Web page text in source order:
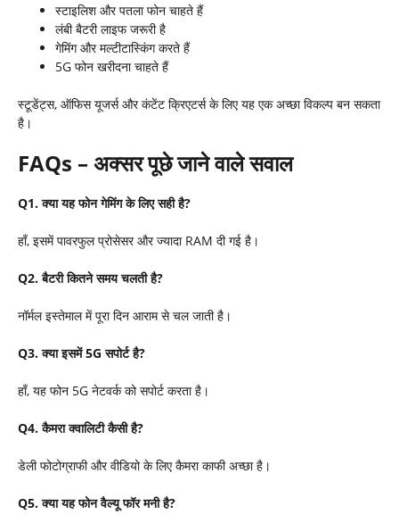
स्टाइलिश और पतला फोन चाहते हैं
लंबी बैटरी लाइफ जरूरी है
गेमिंग और मल्टीटास्किंग करते हैं
5G फोन खरीदना चाहते हैं
स्टूडेंट्स, ऑफिस यूजर्स और कंटेंट क्रिएटर्स के लिए यह एक अच्छा विकल्प बन सकता
है।
FAQs – अक्सर पूछे जाने वाले सवाल
Q1.क्या यह फोन गेमिंग के लिए सही है?
हाँ, इसमें पावरफुल प्रोसेसर और ज्यादा RAM दी गई है।
Q2.बैटरी कितने समय चलती है?
नॉर्मल इस्तेमाल में पूरा दिन आराम से चल जाती है।
Q3.क्या इसमें5Gसपोर्ट है?
हाँ, यह फोन 5G नेटवर्क को सपोर्ट करता है।
Q4.कैमरा क्वालिटी कैसी है?
डेली फोटोग्राफी और वीडियो के लिए कैमरा काफी अच्छा है।
Q5.क्या यह फोन वैल्यू फॉर मनी है?